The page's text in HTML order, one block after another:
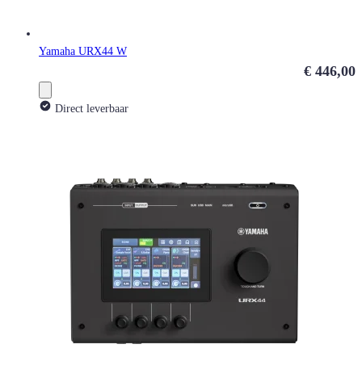
Yamaha URX44 W
€ 446,00
Direct leverbaar